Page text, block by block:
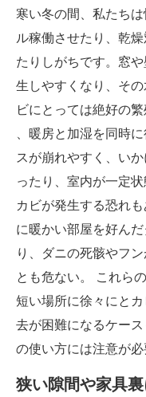
寒い冬の間、私たち
ル稼働させたり、乾
たりしがちです。窓
生しやすくなり、そ
ビにとっては絶好の
、暖房と加湿を同時
スが崩れやすく、い
ったり、室内が一定
カビが発生する恐れ
に暖かい部屋を好ん
り、ダニの死骸やフ
とも危ない。 これら
短い場所に徐々にと
去が困難になるケー
の使い方には注意が必
狭い隙間や家具